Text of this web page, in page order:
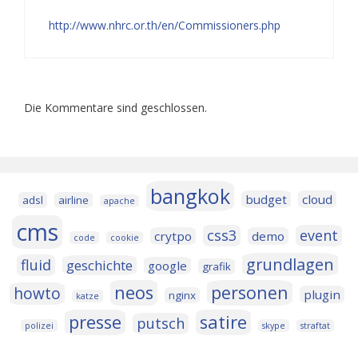
http://www.nhrc.or.th/en/Commissioners.php
Die Kommentare sind geschlossen.
adsl airline apache bangkok budget cloud
cms code cookie crytpo css3 demo
event
fluid
geschichte google grafik grundlagen
howto katze neos nginx personen plugin
polizei presse putsch satire skype straftat